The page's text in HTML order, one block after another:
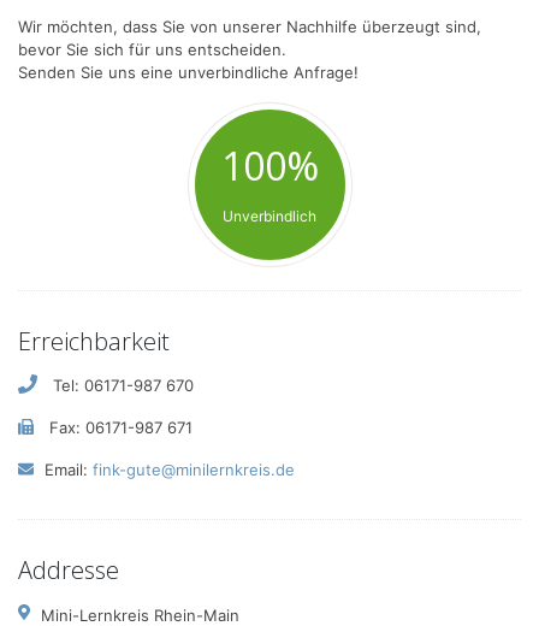
Wir möchten, dass Sie von unserer Nachhilfe überzeugt sind,
bevor Sie sich für uns entscheiden.
Senden Sie uns eine unverbindliche Anfrage!
100%
Unverbindlich
Erreichbarkeit
Tel: 06171-987 670
Fax: 06171-987 671
Email: fink-gute@minilernkreis.de
Addresse
Mini-Lernkreis Rhein-Main